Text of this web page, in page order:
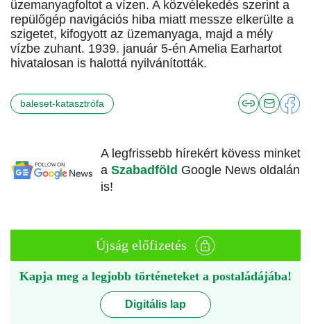
üzemanyagfoltot a vízen. A közvélekedés szerint a
repülőgép navigációs hiba miatt messze elkerülte a
szigetet, kifogyott az üzemanyaga, majd a mély
vízbe zuhant. 1939. január 5-én Amelia Earhartot
hivatalosan is halottá nyilvánították.
baleset-katasztrófa
A legfrissebb hírekért kövess minket
a Szabadföld Google News oldalán
is!
Újság előfizetés
Kapja meg a legjobb történeteket a postaládájába!
Digitális lap